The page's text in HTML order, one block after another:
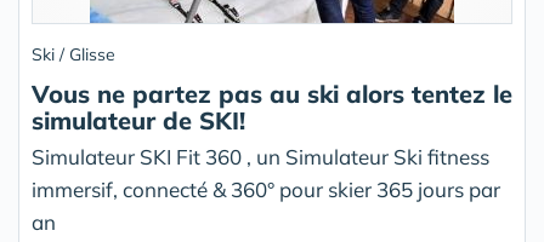
Ski / Glisse
Vous ne partez pas au ski alors tentez le
simulateur de SKI!
Simulateur SKI Fit 360 , un Simulateur Ski fitness
immersif, connecté & 360° pour skier 365 jours par
an